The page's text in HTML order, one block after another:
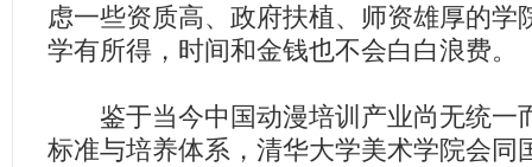
虑一些资质高、政府扶植、师资雄厚的学
学有所得，时间和金钱也不会白白浪费。
鉴于当今中国动漫培训产业尚无统一
标准与培养体系，清华大学美术学院会同